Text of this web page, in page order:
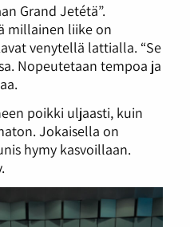
Grand Jetétä”.
millainen liike on
venytellä lattialla. “Se
Nopeutetaan tempoa ja
poikki uljaasti, kuin
Jokaisella on
hymy kasvoillaan.